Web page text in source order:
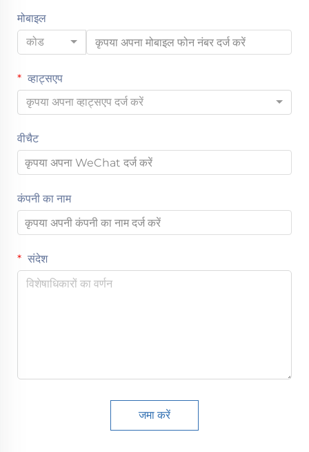
मोबाइल
कोड
व्हाट्सएप
कृपया अपना व्हाट्सएप दर्ज करें
वीचैट
कंपनी का नाम
संदेश
जमा करें